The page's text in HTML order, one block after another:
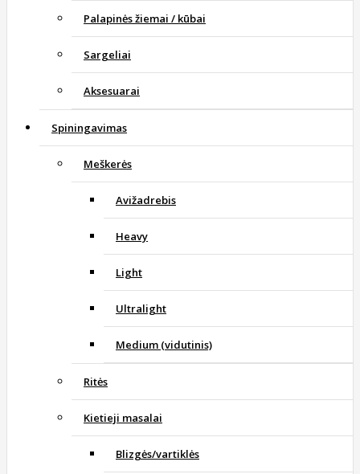
Palapinės žiemai / kūbai
Sargeliai
Aksesuarai
Spiningavimas
Meškerės
Avižadrebis
Heavy
Light
Ultralight
Medium (vidutinis)
Ritės
Kietieji masalai
Blizgės/vartiklės